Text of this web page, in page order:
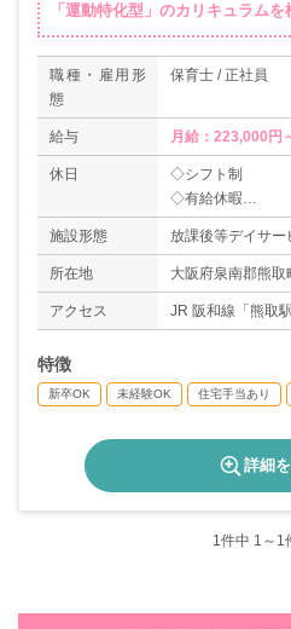
「運動特化型」のカリキュラム
職種・雇用形
態
保育士 / 正社員
給与 月給：223,000円
休日
◇シフト制
◇有給休暇
◇産休・育休取得
＊年間休日数100
施設形態 放課後等デイサー
所在地 大阪府泉南郡熊
アクセス JR 阪和線「熊取
特徴
新卒OK 未経験OK 住宅手当あり
詳細
1件中 1～1